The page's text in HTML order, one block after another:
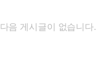
다음 게시글이 없습니다.